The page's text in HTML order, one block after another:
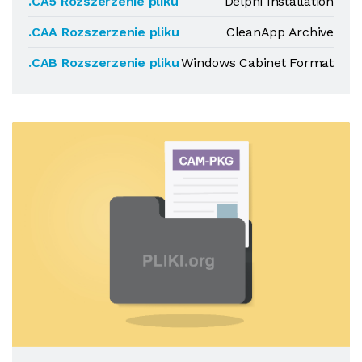
.CAA Rozszerzenie pliku
CleanApp Archive
.CAB Rozszerzenie plikuWindows Cabinet Format